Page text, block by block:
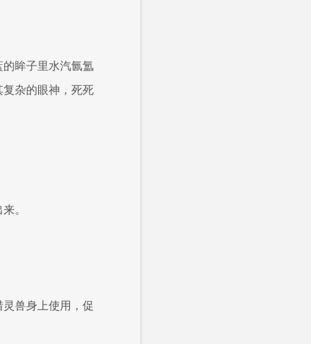
眸子里水汽氤氲
杂的眼神，死死
。
兽身上使用，促